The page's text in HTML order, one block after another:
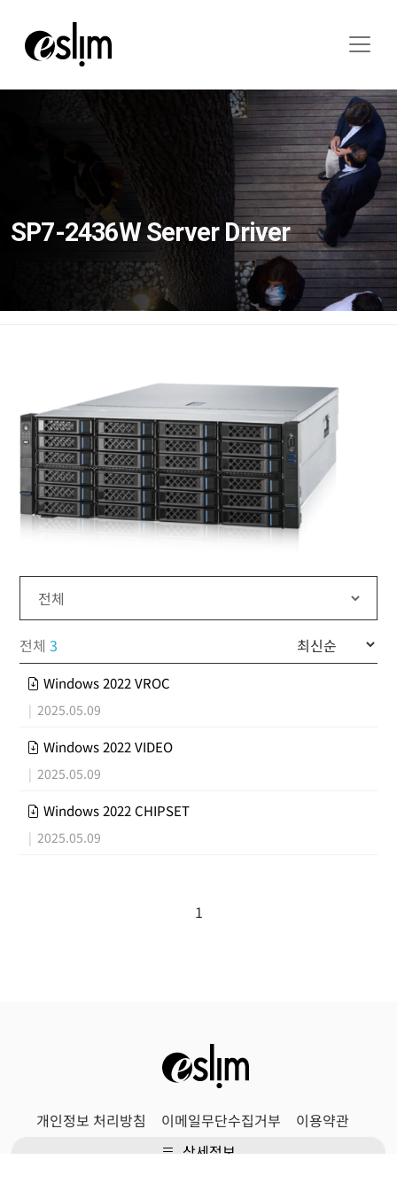
SP7-2436W Server Driver
전체 3
Windows 2022 VROC
| 2025.05.09
Windows 2022 VIDEO
| 2025.05.09
Windows 2022 CHIPSET
| 2025.05.09
1
개인정보 처리방침 이메일무단수집거부
이용약관
상세정보